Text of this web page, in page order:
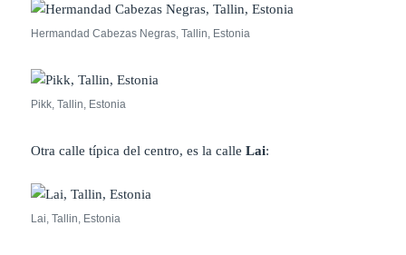
Hermandad Cabezas Negras, Tallin, Estonia
Pikk, Tallin, Estonia
Otra calle típica del centro, es la calleLai:
Lai, Tallin, Estonia